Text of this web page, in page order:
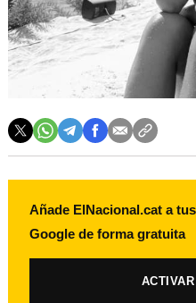
Añade ElNacional.cat a
Google de forma gratuita